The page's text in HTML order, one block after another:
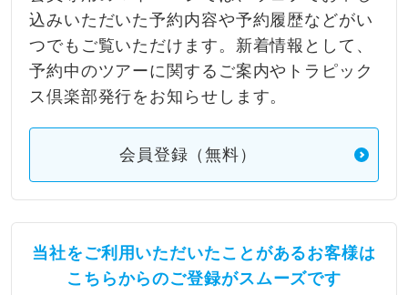
込みいただいた予約内容や予約履歴などがい
つでもご覧いただけます。新着情報として、
予約中のツアーに関するご案内やトラピック
ス倶楽部発行をお知らせします。
会員登録（無料）
当社をご利用いただいたことがあるお客様は
こちらからのご登録がスムーズです